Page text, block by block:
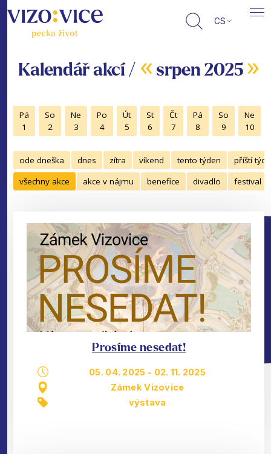
CS
Kalendář akcí / « srpen 2025 »
Pá
1
So
2
Ne
3
Po
4
Út
5
St
6
Čt
7
Pá
8
So
9
Ne
10
ode dneška dnes zítra víkend tento týden
příští
všechny akce
akce v nájmu benefice divadlo festival
Prosíme nesedat!
05. 04. 2025 - 02. 11. 2025
Zámek Vizovice
výstava